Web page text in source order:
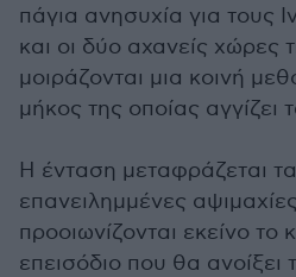
πάγια ανησυχία για τους
και οι δύο αχανείς χώρες
μοιράζονται μια κοινή
μήκος της οποίας αγγίζει
Η ένταση μεταφράζεται
επανειλημμένες
προοιωνίζονται εκείνο το
επεισόδιο που θα ανοίξει